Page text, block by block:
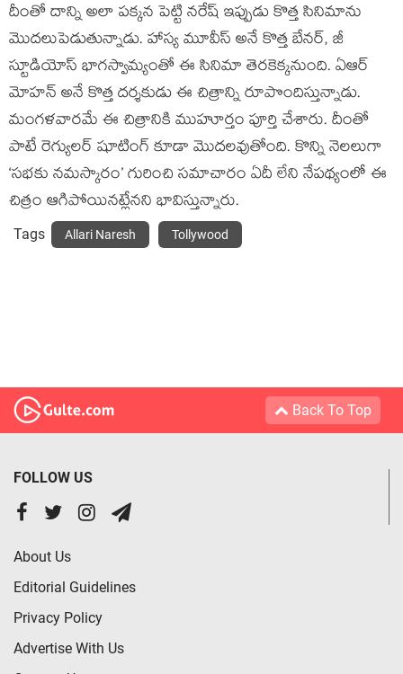
దీంతో దాన్ని అలా పక్కన పెట్టి నరేష్ ఇప్పుడు కొత్త సినిమాను
మొదలుపెడుతున్నాడు. హాస్య మూవీస్ అనే కొత్త బేనర్, జీ
స్టూడియోస్ భాగస్వామ్యంతో ఈ సినిమా తెరకెక్కనుంది. ఏఆర్
మోహన్ అనే కొత్త దర్శకుడు ఈ చిత్రాన్ని రూపొందిస్తున్నాడు.
మంగళవారమే ఈ చిత్రానికి ముహూర్తం పూర్తి చేశారు. దీంతో
పాటే రెగ్యులర్ షూటింగ్ కూడా మొదలవుతోంది. కొన్ని నెలలుగా
‘సభకు నమస్కారం’ గురించి సమాచారం ఏదీ లేని నేపథ్యంలో ఈ
చిత్రం ఆగిపోయినట్లేనని భావిస్తున్నారు.
Tags Allari Naresh Tollywood
Back To Top
FOLLOW US
About Us
Editorial Guidelines
Privacy Policy
Advertise With Us